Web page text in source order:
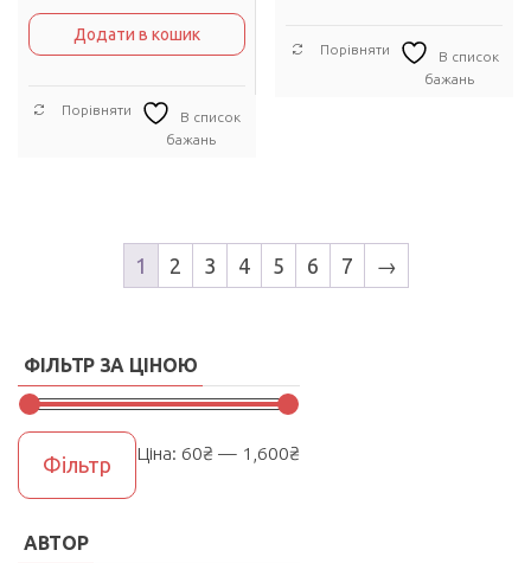
Додати в кошик
Порівняти
В список
бажань
Порівняти
В список
бажань
1 2 3 4 5 6 7 →
ФІЛЬТР ЗА ЦІНОЮ
Фільтр Ціна: 60₴ — 1,600₴
АВТОР